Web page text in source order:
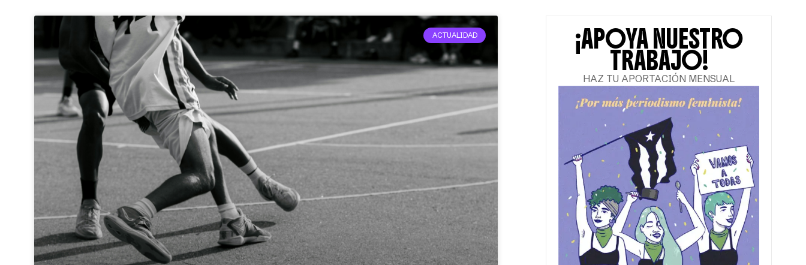
ACTUALIDAD ¡APOYA NUESTRO
TRABAJO!
HAZ TU APORTACIÓN MENSUAL